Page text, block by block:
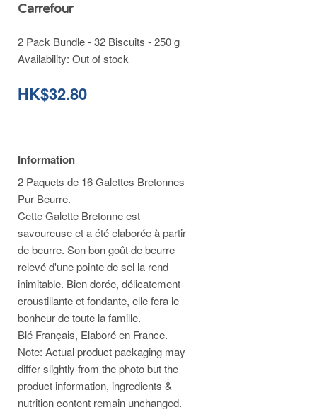
Carrefour
2 Pack Bundle - 32 Biscuits - 250 g
Availability: Out of stock
HK$32.80
Information
2 Paquets de 16 Galettes Bretonnes
Pur Beurre.
Cette Galette Bretonne est
savoureuse et a été elaborée à partir
de beurre. Son bon goût de beurre
relevé d'une pointe de sel la rend
inimitable. Bien dorée, délicatement
croustillante et fondante, elle fera le
bonheur de toute la famille.
Blé Français, Elaboré en France.
Note: Actual product packaging may
differ slightly from the photo but the
product information, ingredients &
nutrition content remain unchanged.